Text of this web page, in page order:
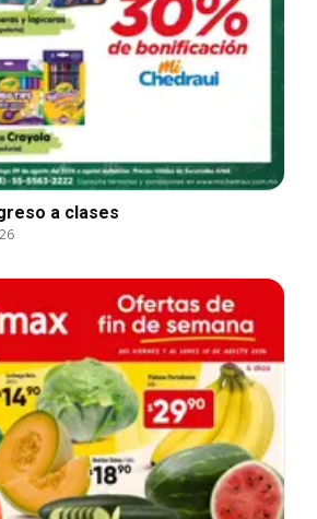
a clases